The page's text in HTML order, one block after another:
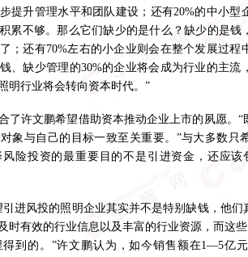
提升管理水平和团队建设；还有20%的中小型
累不够。那么它们缺少的是什么？缺少的是钱
；还有70%左右的小企业则会在整个发展过程
、缺少管理的30%的企业将会成为行业的主流
明行业将会转向资本时代。”
许文鹏希望借助资本推动企业上市的夙愿。“
象与自己的目标一致至关重要。”与大多数只
风险投资的最重要目的不是引进资金，还应该
风投的照明企业其实并不是特别缺钱，他们
时有效的行业信息以及丰富的行业资源，而这
到的。”许文鹏认为，如今销售额在1—5亿